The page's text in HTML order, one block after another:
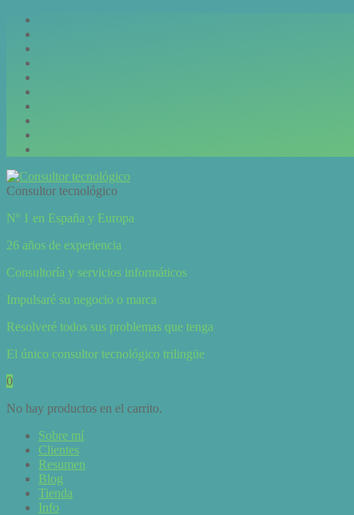
Consultor tecnológico
Nº 1 en España y Europa
26 años de experiencia
Consultoría y servicios informáticos
Impulsaré su negocio o marca
Resolveré todos sus problemas que tenga
El único consultor tecnológico trilingüe
0
No hay productos en el carrito.
Sobre mí
Clientes
Resumen
Blog
Tienda
Info